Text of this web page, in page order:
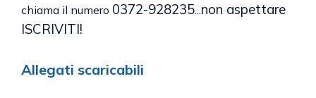
chiama il numero 0372-928235...non aspettare
ISCRIVITI!
Allegati scaricabili